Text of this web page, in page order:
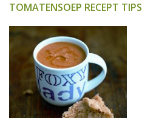
TOMATENSOEP RECEPT TIPS